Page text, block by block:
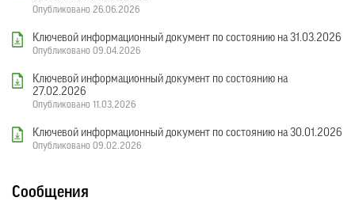
Опубликовано 26.06.2026
Ключевой информационный документ по состоянию на 31.03.2026
Опубликовано 09.04.2026
Ключевой информационный документ по состоянию на
27.02.2026
Опубликовано 11.03.2026
Ключевой информационный документ по состоянию на 30.01.2026
Опубликовано 09.02.2026
Сообщения